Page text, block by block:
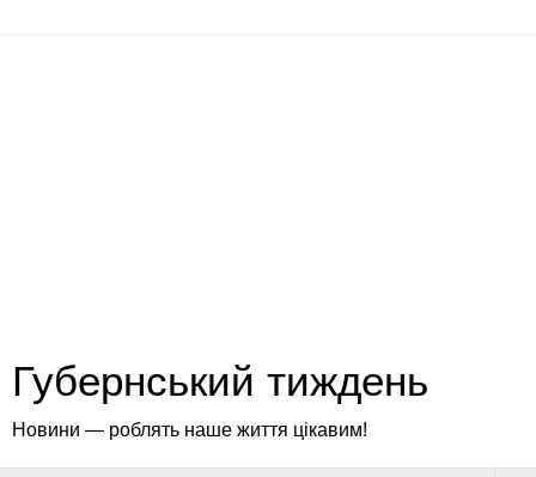
Губернський тиждень
Новини — роблять наше життя цікавим!